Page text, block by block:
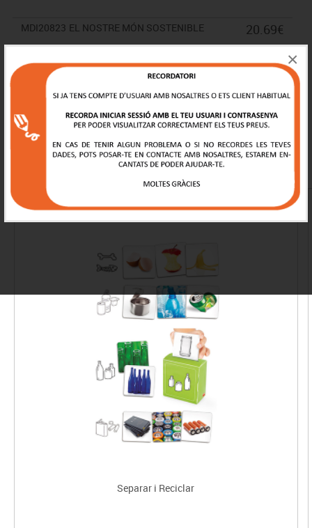
×
MDI20823 EL NOSTRE MÓN SOSTENIBLE
20.69€
Productes de la mateix categoria
Separar i Reciclar